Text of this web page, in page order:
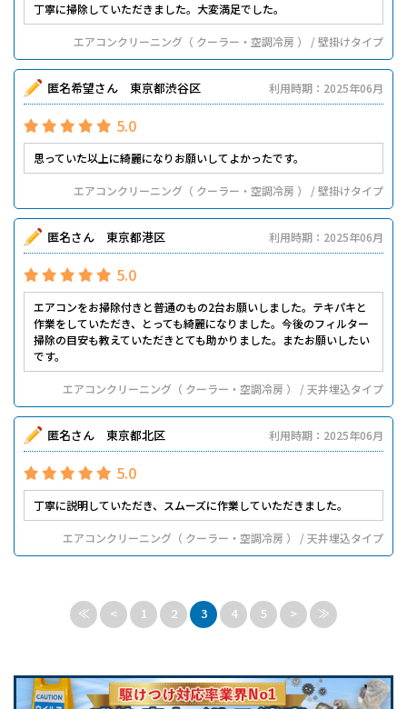
丁寧に掃除していただきました。大変満足でした。
エアコンクリーニング（ クーラー・空調冷房 ） / 壁掛けタイプ
匿名希望さん 東京都渋谷区 利用時期：2025年06月
5.0
思っていた以上に綺麗になりお願いしてよかったです。
エアコンクリーニング（ クーラー・空調冷房 ） / 壁掛けタイプ
匿名さん 東京都港区 利用時期：2025年06月
5.0
エアコンをお掃除付きと普通のもの2台お願いしました。テキパキと
作業をしていただき、とっても綺麗になりました。今後のフィルター
掃除の目安も教えていただきとても助かりました。またお願いしたい
です。
エアコンクリーニング（ クーラー・空調冷房 ） / 天井埋込タイプ
匿名さん 東京都北区 利用時期：2025年06月
5.0
丁寧に説明していただき、スムーズに作業していただきました。
エアコンクリーニング（ クーラー・空調冷房 ） / 天井埋込タイプ
≪ < 1 2 3 4 5 > ≫